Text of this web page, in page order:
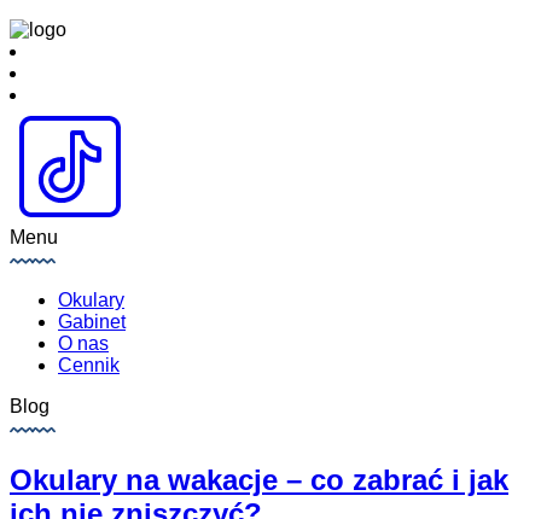
Menu
Okulary
Gabinet
O nas
Cennik
Blog
Okulary na wakacje – co zabrać i jak